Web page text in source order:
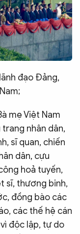
đạo Đảng,
mẹ Việt Nam
nhân dân,
sĩ quan, chiến
dân, cựu
hoả tuyến,
sĩ, thương binh,
đồng bào các
các thế hệ cán
độc lập, tự do